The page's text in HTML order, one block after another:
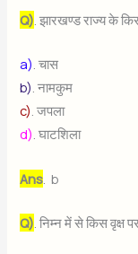
Q). झारखण्ड राज्य के
a). चास
b). नामकुम
c). जपला
d). घाटशिला
Ans . b
Q). निम्न में से किस वृक्ष